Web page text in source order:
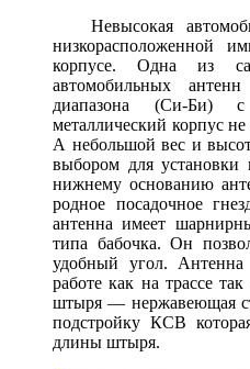
Невысокая
низкорасположенной
корпусе. Одна из
автомобильных
диапазона (Си-Би)
металлический корпус
А небольшой вес и
выбором для установки
нижнему основанию
родное посадочное
антенна имеет
типа бабочка. Он
удобный угол.
работе как на трассе
штыря — нержавеющая
подстройку КСВ
длины штыря.